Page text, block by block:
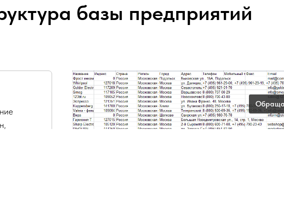
базы предприятий